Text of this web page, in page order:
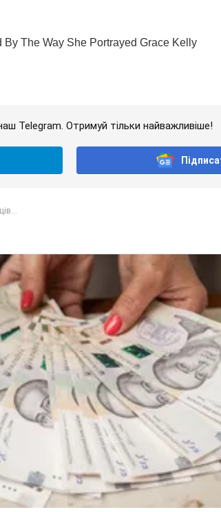
Telegram. Отримуй тільки найважливіше!